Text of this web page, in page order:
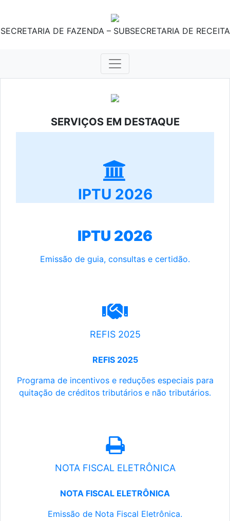
SECRETARIA DE FAZENDA – SUBSECRETARIA DE RECEITA
SERVIÇOS EM DESTAQUE
IPTU 2026
IPTU 2026
Emissão de guia, consultas e certidão.
REFIS 2025
REFIS 2025
Programa de incentivos e reduções especiais para
quitação de créditos tributários e não tributários.
NOTA FISCAL ELETRÔNICA
NOTA FISCAL ELETRÔNICA
Emissão de Nota Fiscal Eletrônica.